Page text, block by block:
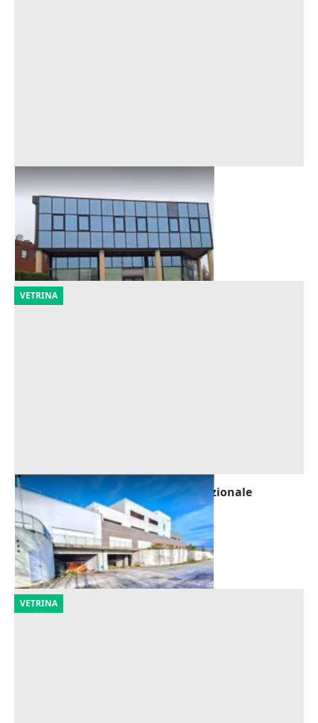
Asta Ufficio con magazzino
San Giuliano Terme (Pisa)
Offerta minima
180.525 €
06/11/2026
VETRINA
Asta Porzioni di complesso polifunzionale
Perugia (Perugia)
Offerta minima
310.679 €
18/09/2026
VETRINA